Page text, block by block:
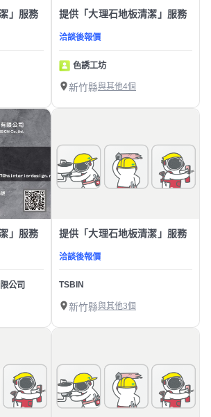
」服務 提供「大理石地板清潔」服務
洽談後報價
色誘工坊
新竹縣與其他4個
」服務
公司
提供「大理石地板清潔」服務
洽談後報價
TSBIN
新竹縣與其他3個